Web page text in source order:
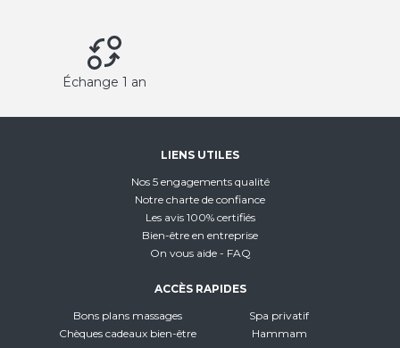
Échange 1 an
LIENS UTILES
Nos 5 engagements qualité
Notre charte de confiance
Les avis 100% certifiés
Bien-être en entreprise
On vous aide - FAQ
ACCÈS RAPIDES
Bons plans massages
Chèques cadeaux bien-être
Spa privatif
Hammam